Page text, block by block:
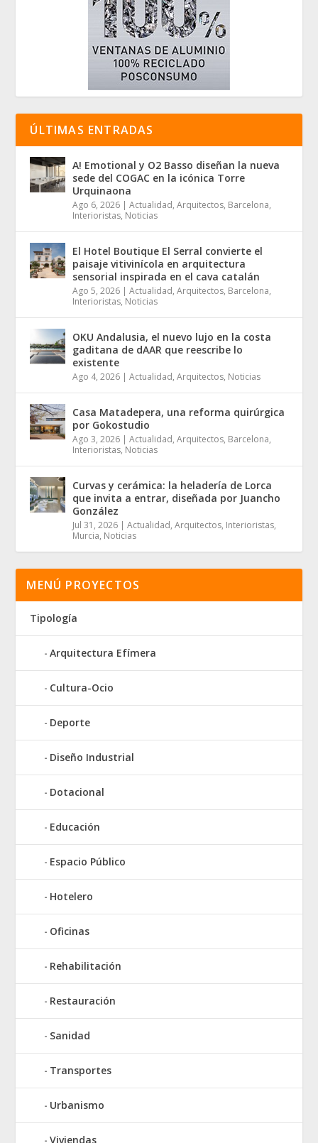
ÚLTIMAS ENTRADAS
A! Emotional y O2 Basso diseñan la nueva
sede del COGAC en la icónica Torre
Urquinaona
Ago 6, 2026 |Actualidad,Arquitectos, Barcelona,
Interioristas, Noticias
El Hotel Boutique El Serral convierte el
paisaje vitivinícola en arquitectura
sensorial inspirada en el cava catalán
Ago 5, 2026 |Actualidad,Arquitectos, Barcelona,
Interioristas, Noticias
OKU Andalusia, el nuevo lujo en la costa
gaditana de dAAR que reescribe lo
existente
Ago 4, 2026 |Actualidad,Arquitectos, Noticias
Casa Matadepera, una reforma quirúrgica
por Gokostudio
Ago 3, 2026 |Actualidad,Arquitectos, Barcelona,
Interioristas, Noticias
Curvas y cerámica: la heladería de Lorca
que invita a entrar, diseñada por Juancho
González
Jul 31, 2026 |Actualidad,Arquitectos, Interioristas,
Murcia, Noticias
MENÚ PROYECTOS
Tipología
Arquitectura Efímera
Cultura-Ocio
Deporte
Diseño Industrial
Dotacional
Educación
Espacio Público
Hotelero
Oficinas
Rehabilitación
Restauración
Sanidad
Transportes
Urbanismo
Viviendas